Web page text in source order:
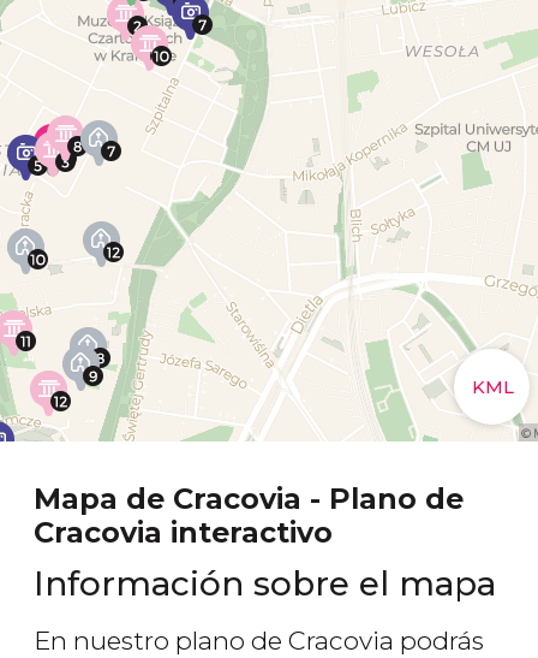
Mapa de Cracovia - Plano de
Cracovia interactivo
Información sobre el mapa
En nuestro plano de Cracovia podrás